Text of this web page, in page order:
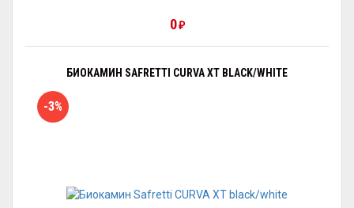
0 ₽
БИОКАМИН SAFRETTI CURVA XT BLACK/WHITE
-3%